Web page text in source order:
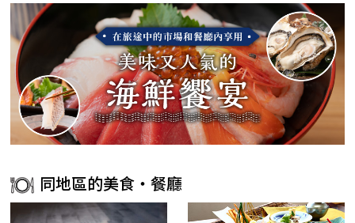
同地區的美食・餐廳